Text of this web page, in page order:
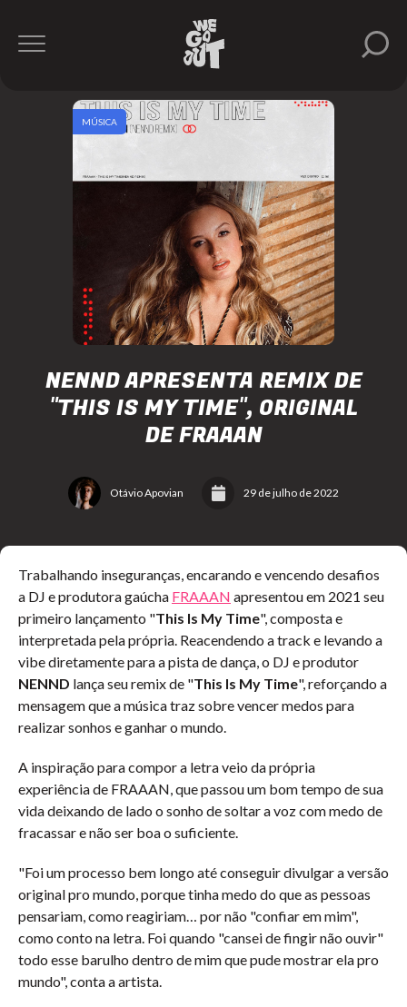
NENND APRESENTA REMIX DE
"THIS IS MY TIME", ORIGINAL
DE FRAAAN
Otávio Apovian 29 de julho de 2022
MÚSICA
Trabalhando inseguranças, encarando e vencendo desafios
a DJ e produtora gaúcha FRAAAN apresentou em 2021 seu
primeiro lançamento "This Is My Time", composta e
interpretada pela própria. Reacendendo a track e levando a
vibe diretamente para a pista de dança, o DJ e produtor
NENND lança seu remix de "This Is My Time", reforçando a
mensagem que a música traz sobre vencer medos para
realizar sonhos e ganhar o mundo.
A inspiração para compor a letra veio da própria
experiência de FRAAAN, que passou um bom tempo de sua
vida deixando de lado o sonho de soltar a voz com medo de
fracassar e não ser boa o suficiente.
"Foi um processo bem longo até conseguir divulgar a versão
original pro mundo, porque tinha medo do que as pessoas
pensariam, como reagiriam… por não "confiar em mim",
como conto na letra. Foi quando "cansei de fingir não ouvir"
todo esse barulho dentro de mim que pude mostrar ela pro
mundo", conta a artista.